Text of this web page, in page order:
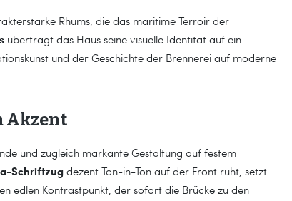
Rhums, die das maritime Terroir der
überträgt das Haus seine visuelle Identität auf ein
und der Geschichte der Brennerei auf moderne
Akzent
und zugleich markante Gestaltung auf festem
Schriftzug dezent Ton-in-Ton auf der Front ruht, setzt
edlen Kontrastpunkt, der sofort die Brücke zu den